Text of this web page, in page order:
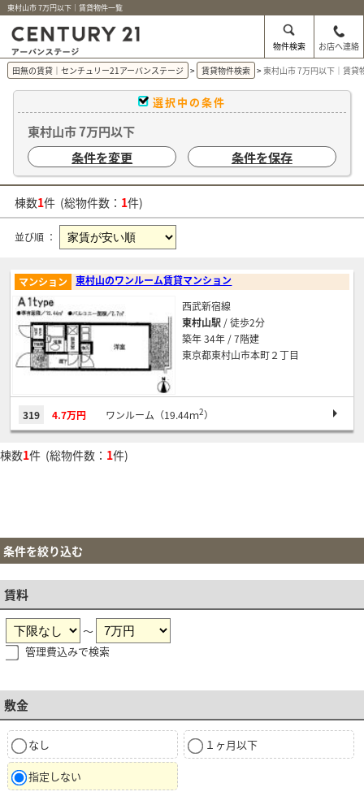
東村山市 7万円以下｜賃貸物件一覧
物件検索
お店へ連絡
田無の賃貸｜センチュリー21アーバンステージ
賃貸物件検索 東村山市 7万円以下｜賃貸
選択中の条件
東村山市 7万円以下
条件を変更
条件を保存
棟数1件 (総物件数： 1件)
並び順 ：
東村山のワンルーム賃貸マンション
マンション
西武新宿線
東村山駅 / 徒歩2分
築年 34年 / 7階建
東京都東村山市本町２丁目
319 4.7万円 ワンルーム（19.44ｍ2）
棟数1件 (総物件数： 1件)
条件を絞り込む
賃料
～
管理費込みで検索
敷金
なし １ヶ月以下
指定しない